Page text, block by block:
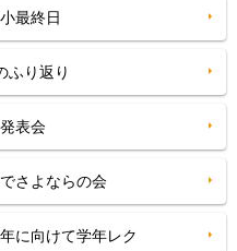
最終日
ふり返り
表会
さよならの会
に向けて学年レク